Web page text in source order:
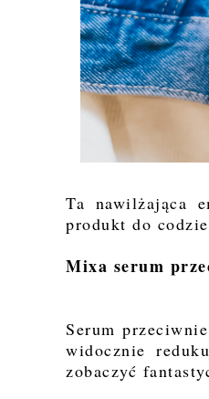
Ta nawilżająca
produkt do
Mixa serum
Serum
widocznie
zobaczyć